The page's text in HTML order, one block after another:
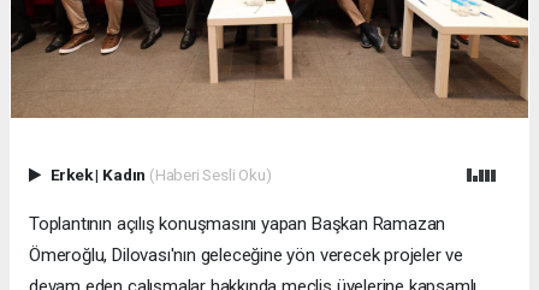
Erkek| Kadın (Haberi Sesli Oku)
Toplantının açılış konuşmasını yapan Başkan Ramazan
Ömeroğlu, Dilovası'nın geleceğine yön verecek projeler ve